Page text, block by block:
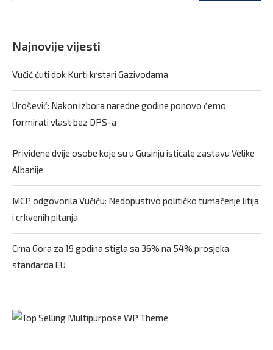
Najnovije vijesti
Vučić ćuti dok Kurti krstari Gazivodama
Urošević: Nakon izbora naredne godine ponovo ćemo
formirati vlast bez DPS-a
Prividene dvije osobe koje su u Gusinju isticale zastavu Velike
Albanije
MCP odgovorila Vučiću: Nedopustivo političko tumačenje litija
i crkvenih pitanja
Crna Gora za 19 godina stigla sa 36% na 54% prosjeka
standarda EU